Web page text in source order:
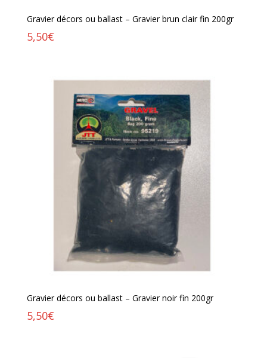
Gravier décors ou ballast – Gravier brun clair fin 200gr
5,50€
Gravier décors ou ballast – Gravier noir fin 200gr
5,50€